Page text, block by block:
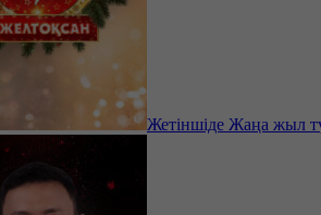
Жетіншіде Жаңа жыл